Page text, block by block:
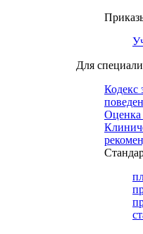
Для
Кодекс
Оценка